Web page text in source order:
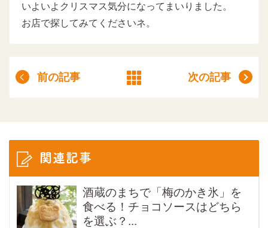
いよいよクリスマス気分になってまいりました。
お店で探してみてくださいネ。
前の記事 次の記事
関連記事
酒蔵のまちで「梅のかき氷」を
食べる！チョコソースはどちら
を選ぶ？...